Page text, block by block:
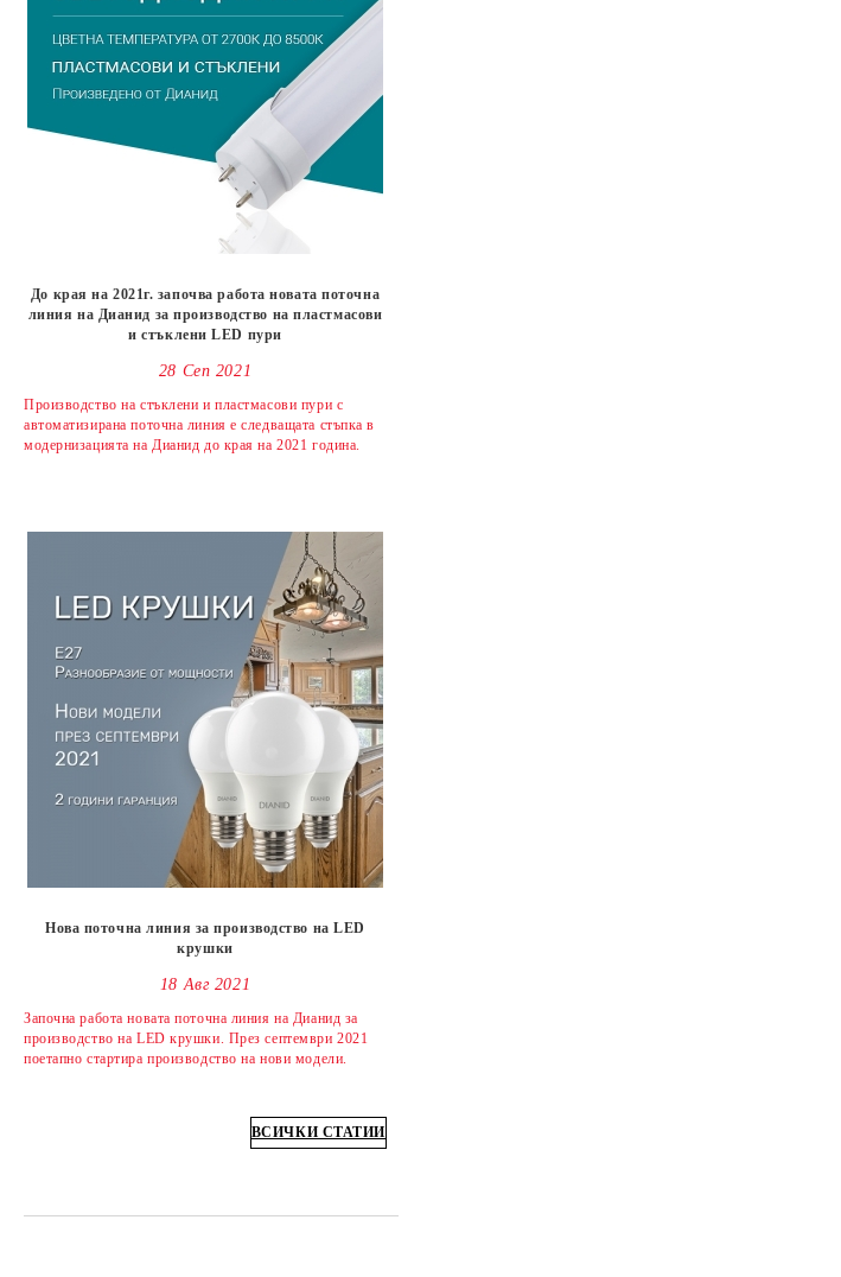
До края на 2021г. започва работа новата поточна
линия на Дианид за производство на пластмасови
и стъклени LED пури
28 Сеп 2021
Производство на стъклени и пластмасови пури с
автоматизирана поточна линия е следващата стъпка в
модернизацията на Дианид до края на 2021 година.
Нова поточна линия за производство на LED
крушки
18 Авг 2021
Започна работа новата поточна линия на Дианид за
производство на LED крушки. През септември 2021
поетапно стартира производство на нови модели.
ВСИЧКИ СТАТИИ